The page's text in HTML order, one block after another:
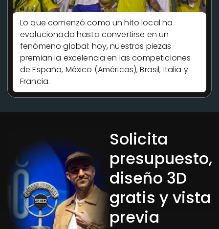
Lo que comenzó como un hito local ha
evolucionado hasta convertirse en un
fenómeno global: hoy, nuestras piezas
premian la excelencia en las competiciones
de España, México (Américas), Brasil, Italia y
Francia.
Solicita
presupuesto,
diseño 3D
gratis y vista
previa